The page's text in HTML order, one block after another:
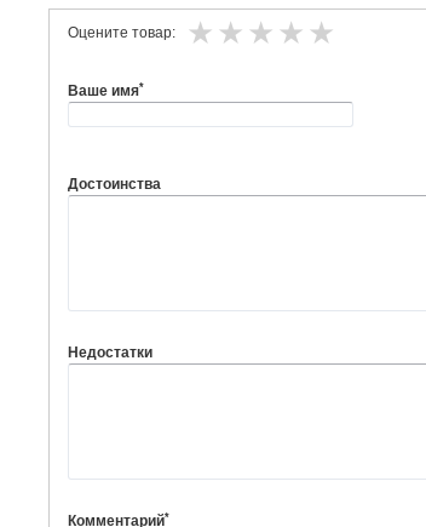
Оцените товар:
Ваше имя*
Достоинства
Недостатки
Комментарий*